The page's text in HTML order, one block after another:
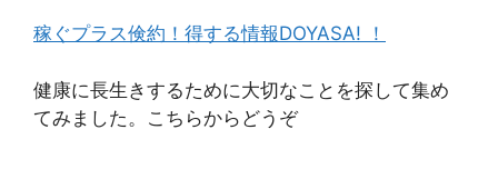
稼ぐプラス倹約！得する情報DOYASA! ！
健康に長生きするために大切なことを探して集め
てみました。こちらからどうぞ